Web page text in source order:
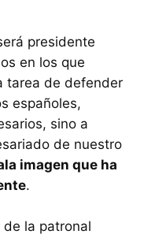
presidente
en los que
tarea de defender
españoles,
sino a
de nuestro
imagen que ha
.
de la patronal